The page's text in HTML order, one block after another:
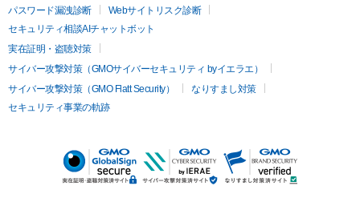
パスワード漏洩診断
Webサイトリスク診断
セキュリティ相談AIチャットボット
実在証明・盗聴対策
サイバー攻撃対策（GMOサイバーセキュリティ byイエラエ）
サイバー攻撃対策（GMO Flatt Security）
なりすまし対策
セキュリティ事業の軌跡